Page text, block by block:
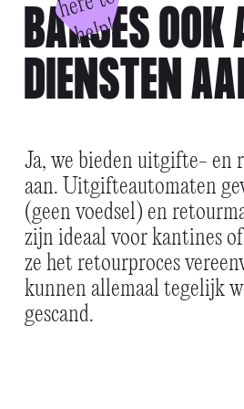
p!
BAKJES OOK
DIENSTEN
Ja, we bieden uitgifte- en
aan. Uitgifteautomaten
(geen voedsel) en
zijn ideaal voor kantines
ze het retourproces
kunnen allemaal tegelijk
gescand.